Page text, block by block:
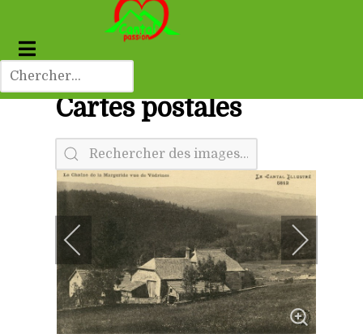
Cartes postales